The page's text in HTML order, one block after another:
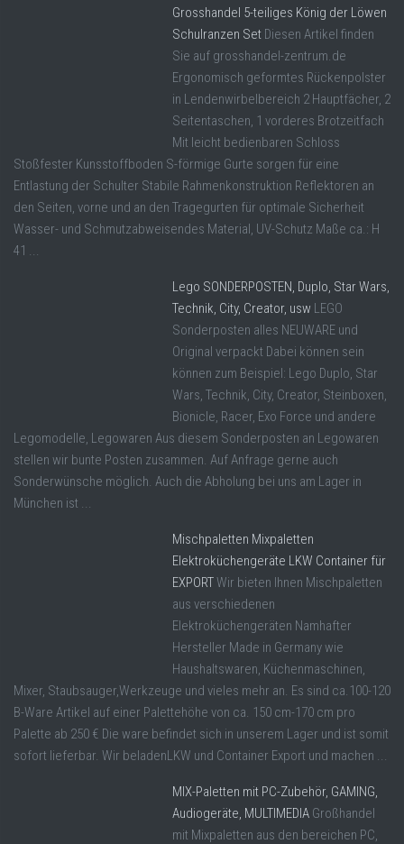
Grosshandel 5-teiliges König der Löwen
Schulranzen Set Diesen Artikel finden
Sie auf grosshandel-zentrum.de
Ergonomisch geformtes Rückenpolster
in Lendenwirbelbereich 2 Hauptfächer, 2
Seitentaschen, 1 vorderes Brotzeitfach
Mit leicht bedienbaren Schloss
Stoßfester Kunsstoffboden S-förmige Gurte sorgen für eine
Entlastung der Schulter Stabile Rahmenkonstruktion Reflektoren an
den Seiten, vorne und an den Tragegurten für optimale Sicherheit
Wasser- und Schmutzabweisendes Material, UV-Schutz Maße ca.: H
41 ...
Lego SONDERPOSTEN, Duplo, Star Wars,
Technik, City, Creator, usw LEGO
Sonderposten alles NEUWARE und
Original verpackt Dabei können sein
können zum Beispiel: Lego Duplo, Star
Wars, Technik, City, Creator, Steinboxen,
Bionicle, Racer, Exo Force und andere
Legomodelle, Legowaren Aus diesem Sonderposten an Legowaren
stellen wir bunte Posten zusammen. Auf Anfrage gerne auch
Sonderwünsche möglich. Auch die Abholung bei uns am Lager in
München ist ...
Mischpaletten Mixpaletten
Elektroküchengeräte LKW Container für
EXPORTWir bieten Ihnen Mischpaletten
aus verschiedenen
Elektroküchengeräten Namhafter
Hersteller Made in Germany wie
Haushaltswaren, Küchenmaschinen,
Mixer, Staubsauger,Werkzeuge und vieles mehr an. Es sind ca.100-120
B-Ware Artikel auf einer Palettehöhe von ca. 150 cm-170 cm pro
Palette ab 250 € Die ware befindet sich in unserem Lager und ist somit
sofort lieferbar. Wir beladenLKW und Container Export und machen ...
MIX-Paletten mit PC-Zubehör, GAMING,
Audiogeräte, MULTIMEDIA Großhandel
mit Mixpaletten aus den bereichen PC,